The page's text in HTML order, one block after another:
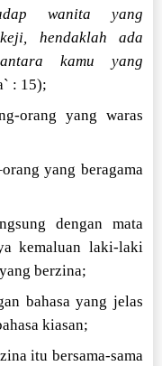
wanita yang
hendaklah ada
kamu yang
: 15);
orang yang waras
yang beragama
dengan mata
kemaluan laki-laki
berzina;
bahasa yang jelas
kiasan;
itu bersama-sama